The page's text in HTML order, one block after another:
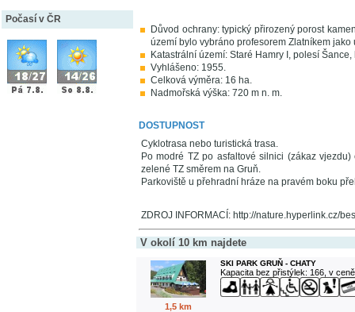
Počasí v ČR
Důvod ochrany: typický přirozený porost
území bylo vybráno profesorem Zlatníkem
Katastrální území: Staré Hamry I, polesí
Vyhlášeno: 1955.
Celková výměra: 16 ha.
Nadmořská výška: 720 m n. m.
DOSTUPNOST
Cyklotrasa nebo turistická trasa.
Po modré TZ po asfaltové silnici (zákaz
zelené TZ směrem na Gruň.
Parkoviště u přehradní hráze na pravém boku
ZDROJ INFORMACÍ: http://nature.hyperlink.cz/
V okolí 10 km najdete
1,5 km
SKI PARK GRUŇ - CHATY
Kapacita bez přistýlek: 166, v